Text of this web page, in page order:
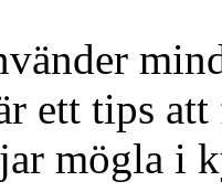
ett tips
mögla i